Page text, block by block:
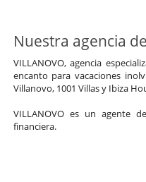
Nuestra agencia
VILLANOVO, agencia
encanto para vacaciones
Villanovo, 1001 Villas y Ibiza
VILLANOVO es un agente
financiera.